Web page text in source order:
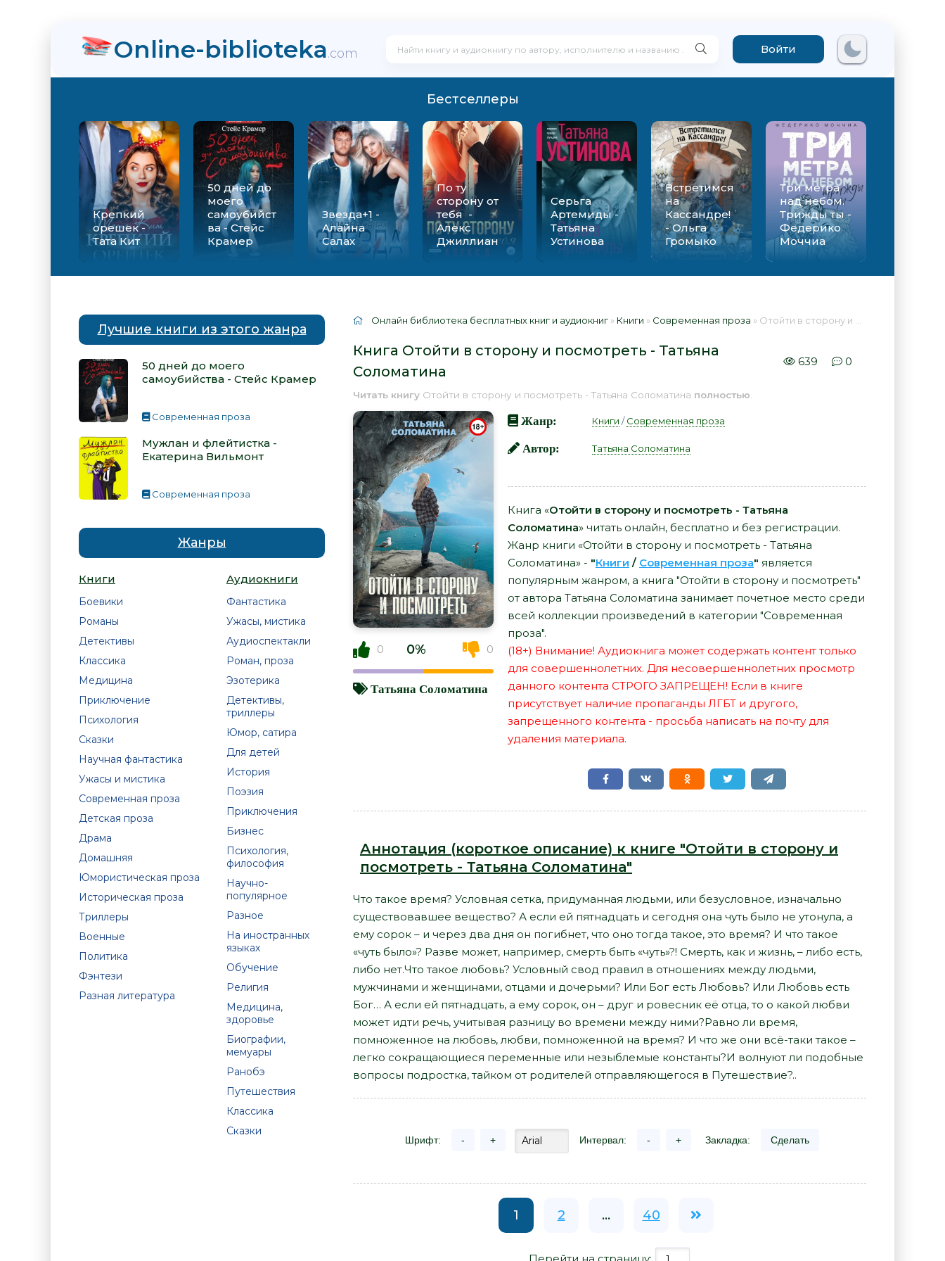
Online-biblioteka.com Войти
Бестселлеры
Крепкий
орешек -
Тата Кит
50 дней до
моего
самоубийст
ва - Стейс
Крамер
Звезда+1 -
Алайна
Салах
По ту
сторону от
тебя -
Алекс
Джиллиан
Серьга
Артемиды -
Татьяна
Устинова
Встретимся
на
Кассандре!
- Ольга
Громыко
Три метра
над небом.
Трижды ты -
Федерико
Моччиа
Лучшие книги из этого жанра
50 дней до моего
самоубийства - Стейс Крамер
Современная проза
Мужлан и флейтистка -
Екатерина Вильмонт
Современная проза
Жанры
Книги
Боевики
Романы
Детективы
Классика
Медицина
Приключение
Психология
Сказки
Научная фантастика
Ужасы и мистика
Современная проза
Детская проза
Драма
Домашняя
Юмористическая проза
Историческая проза
Триллеры
Военные
Политика
Фэнтези
Разная литература
Аудиокниги
Фантастика
Ужасы, мистика
Аудиоспектакли
Роман, проза
Эзотерика
Детективы,
триллеры
Юмор, сатира
Для детей
История
Поэзия
Приключения
Бизнес
Психология,
философия
Научно-
популярное
Разное
На иностранных
языках
Обучение
Религия
Медицина,
здоровье
Биографии,
мемуары
Ранобэ
Путешествия
Классика
Сказки
Онлайн библиотека бесплатных книг и аудиокниг » Книги » Современная проза » Отойти в сторону и посмотреть - Татьяна Соломатина 📕 - Книга онлайн бесплатно
Книга Отойти в сторону и посмотреть - Татьяна
Соломатина
639 0
Читать книгу Отойти в сторону и посмотреть - Татьяна Соломатина полностью
0 0% 0
Татьяна Соломатина
Жанр: Книги /Современная проза
Автор: Татьяна Соломатина
Книга «Отойти в сторону и посмотреть - Татьяна
Соломатина» читать онлайн, бесплатно и без регистрации.
Жанр книги «Отойти в сторону и посмотреть - Татьяна
Соломатина» - "Книги / Современная проза" является
популярным жанром, а книга "Отойти в сторону и посмотреть"
от автора Татьяна Соломатина занимает почетное место среди
всей коллекции произведений в категории "Современная
проза".
(18+) Внимание! Аудиокнига может содержать контент только
для совершеннолетних. Для несовершеннолетних просмотр
данного контента СТРОГО ЗАПРЕЩЕН! Если в книге
присутствует наличие пропаганды ЛГБТ и другого,
запрещенного контента - просьба написать на почту для
удаления материала.
Аннотация (короткое описание) к книге "Отойти в сторону и
посмотреть - Татьяна Соломатина"
Что такое время? Условная сетка, придуманная людьми, или безусловное, изначально
существовавшее вещество? А если ей пятнадцать и сегодня она чуть было не утонула, а
ему сорок – и через два дня он погибнет, что оно тогда такое, это время? И что такое
«чуть было»? Разве может, например, смерть быть «чуть»?! Смерть, как и жизнь, – либо есть,
либо нет.Что такое любовь? Условный свод правил в отношениях между людьми,
мужчинами и женщинами, отцами и дочерьми? Или Бог есть Любовь? Или Любовь есть
Бог… А если ей пятнадцать, а ему сорок, он – друг и ровесник её отца, то о какой любви
может идти речь, учитывая разницу во времени между ними?Равно ли время,
помноженное на любовь, любви, помноженной на время? И что же они всё-таки такое –
легко сокращающиеся переменные или незыблемые константы?И волнуют ли подобные
вопросы подростка, тайком от родителей отправляющегося в Путешествие?..
Шрифт: - + Интервал: - + Закладка: Сделать
1 2 ... 40
Вильмонт